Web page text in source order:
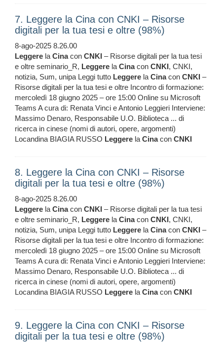
7. Leggere la Cina con CNKI – Risorse
digitali per la tua tesi e oltre (98%)
8-ago-2025 8.26.00
Leggere laCinacon CNKI – Risorse digitali per la tua tesi
e oltre seminario_R, Leggere laCinacon CNKI, CNKI,
notizia, Sum, unipa Leggi tutto Leggere laCinacon CNKI –
Risorse digitali per la tua tesi e oltre Incontro di formazione:
mercoledì 18 giugno 2025 – ore 15:00 Online su Microsoft
Teams A cura di: Renata Vinci e Antonio Leggieri Interviene:
Massimo Denaro, Responsabile U.O. Biblioteca ... di
ricerca in cinese (nomi di autori, opere, argomenti)
Locandina BIAGIA RUSSO Leggere laCinacon CNKI
8. Leggere la Cina con CNKI – Risorse
digitali per la tua tesi e oltre (98%)
8-ago-2025 8.26.00
Leggere laCinacon CNKI – Risorse digitali per la tua tesi
e oltre seminario_R, Leggere laCinacon CNKI, CNKI,
notizia, Sum, unipa Leggi tutto Leggere laCinacon CNKI –
Risorse digitali per la tua tesi e oltre Incontro di formazione:
mercoledì 18 giugno 2025 – ore 15:00 Online su Microsoft
Teams A cura di: Renata Vinci e Antonio Leggieri Interviene:
Massimo Denaro, Responsabile U.O. Biblioteca ... di
ricerca in cinese (nomi di autori, opere, argomenti)
Locandina BIAGIA RUSSO Leggere laCinacon CNKI
9. Leggere la Cina con CNKI – Risorse
digitali per la tua tesi e oltre (98%)